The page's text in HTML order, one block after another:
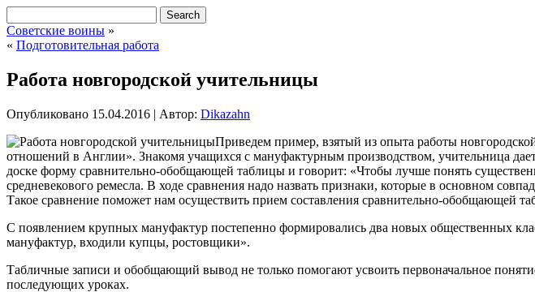
Советские воины »
« Подготовительная работа
Работа новгородской учительницы
Опубликовано 15.04.2016 | Автор: Dikazahn
Приведем пример, взятый из опыта работы
отношений в Англии». Знакомя учащихся с мануфактурным производством, учительница
доске форму сравнительно-обобщающей таблицы и говорит: «Чтобы лучше понять
средневекового ремесла. В ходе сравнения надо назвать признаки, которые в основном
Такое сравнение поможет нам осуществить прием составления сравнительно-обобщающей
С появлением крупных мануфактур постепенно формировались два новых общественных
мануфактур, входили купцы, ростовщики».
Табличные записи и обобщающий вывод не только помогают усвоить первоначальное
последующих уроках.